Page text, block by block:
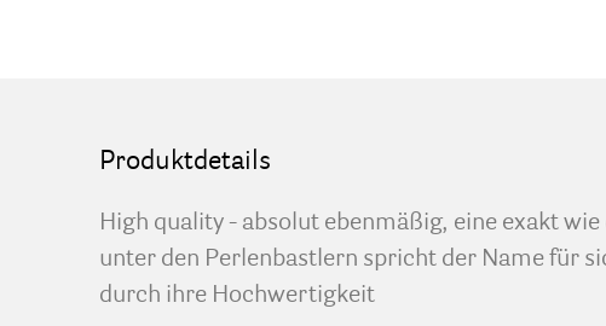
Produktdetails
High quality - absolut ebenmäßig, eine exakt
unter den Perlenbastlern spricht der Name für
durch ihre Hochwertigkeit